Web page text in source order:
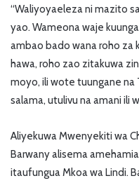
“Waliyoyaeleza ni mazito
yao. Wameona waje
ambao bado wana roho za
hawa, roho zao zitakuwa
moyo, ili wote tuungane
salama, utulivu na amani ili
Aliyekuwa Mwenyekiti wa
Barwany alisema
itaufungua Mkoa wa Lindi.